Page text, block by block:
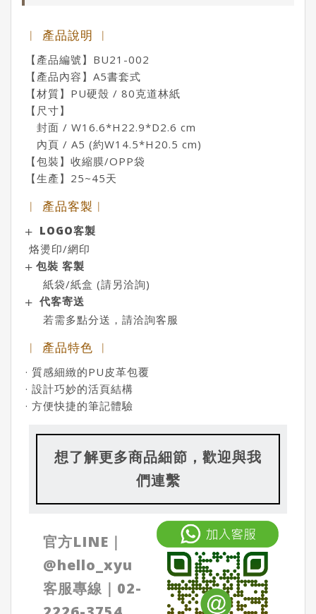
︱ 產品說明 ︱
【產品編號】BU21-002
【產品內容】A5書套式
【材質】PU硬殼 / 80克道林紙
【尺寸】
封面 / W16.6*H22.9*D2.6 cm
內頁 / A5 (約W14.5*H20.5 cm)
【包裝】收縮膜/OPP袋
【生產】25~45天
︱ 產品客製︱
LOGO客製
烙燙印/網印
包裝 客製
紙袋/紙盒 (請另洽詢)
代客寄送
若需多點分送，請洽詢客服
︱ 產品特色 ︱
· 質感細緻的PU皮革包覆
· 設計巧妙的活頁結構
· 方便快捷的筆記體驗
想了解更多商品細節，歡迎與我
們連繫
官方LINE｜
@hello_xyu
客服專線｜ 02-